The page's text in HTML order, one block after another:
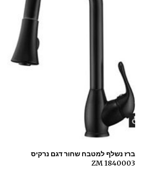
ברז נשלף למטבח שחור דגם נרקיס
1840003 ZM